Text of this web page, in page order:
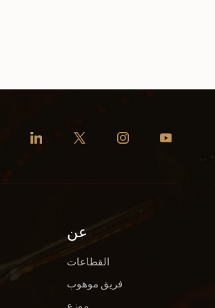
عن
القطاعات
فريق موهوب